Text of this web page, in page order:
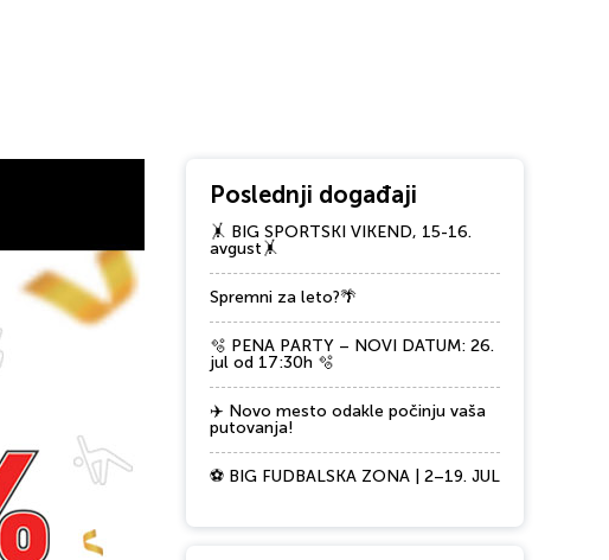
Poslednji događaji
🤸 BIG SPORTSKI VIKEND, 15-16.
avgust🤸
Spremni za leto?🌴
🫧 PENA PARTY – NOVI DATUM: 26.
jul od 17:30h 🫧
✈️ Novo mesto odakle počinju vaša
putovanja!
⚽ BIG FUDBALSKA ZONA | 2–19. JUL